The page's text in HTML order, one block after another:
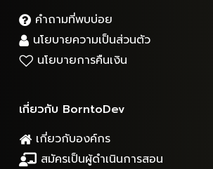
คำถามที่พบบ่อย
นโยบายความเป็นส่วนตัว
นโยบายการคืนเงิน
เกี่ยวกับ BorntoDev
เกี่ยวกับองค์กร
สมัครเป็นผู้ดำเนินการสอน